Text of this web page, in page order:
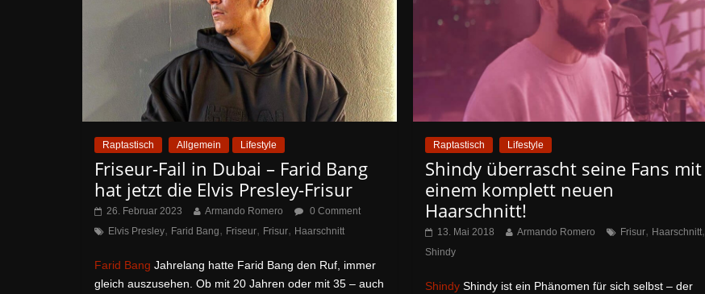
Raptastisch Allgemein Lifestyle
Friseur-Fail in Dubai – Farid Bang
hat jetzt die Elvis Presley-Frisur
26. Februar 2023 Armando Romero
0 Comment
Elvis Presley, Farid Bang, Friseur, Frisur, Haarschnitt
Farid Bang Jahrelang hatte Farid Bang den Ruf, immer
gleich auszusehen. Ob mit 20 Jahren oder mit 35 – auch
Raptastisch Lifestyle
Shindy überrascht seine Fans mit
einem komplett neuen
Haarschnitt!
13. Mai 2018 Armando Romero Frisur, Haarschnitt,
Shindy
Shindy Shindy ist ein Phänomen für sich selbst – der